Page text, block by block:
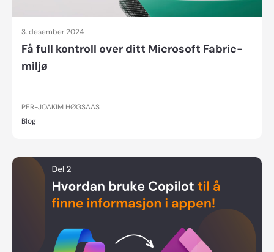
3. desember 2024
Få full kontroll over ditt Microsoft Fabric-
miljø
PER-JOAKIM HØGSAAS
Blog